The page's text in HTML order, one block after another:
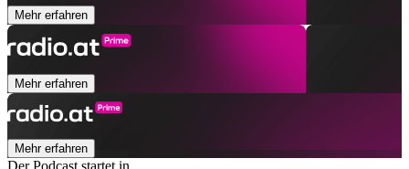
Mehr erfahren
Mehr erfahren
Mehr erfahren